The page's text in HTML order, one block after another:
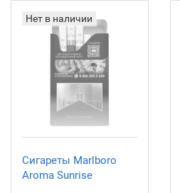
Нет в наличии
Сигареты Marlboro
Aroma Sunrise